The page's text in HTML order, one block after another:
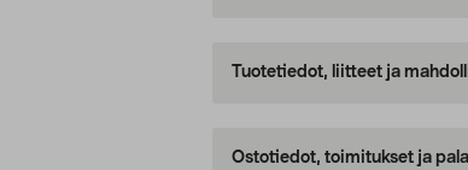
Tuotetiedot, liitteet ja
Ostotiedot, toimitukset ja